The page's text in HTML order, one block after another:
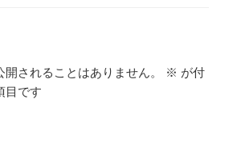
開されることはありません。 ※ が付
目です